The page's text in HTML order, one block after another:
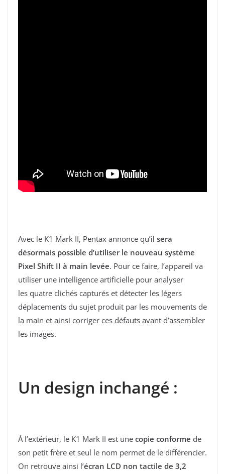
Avec le K1 Mark II, Pentax annonce qu’il sera
désormais possible d’utiliser le nouveau système
Pixel Shift II à main levée. Pour ce faire, l’appareil va
utiliser une intelligence artificielle pour analyser
les quatre clichés capturés et détecter les légers
déplacements du sujet produit par les mouvements de
la main et ainsi corriger ces défauts avant d’assembler
les images.
Un design inchangé :
À l’extérieur, le K1 Mark II est une copie conforme de
son petit frère et seul le nom permet de le différencier.
On retrouve ainsi l’écran LCD non tactile de 3,2